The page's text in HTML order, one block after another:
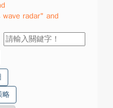
wave radar" and
略